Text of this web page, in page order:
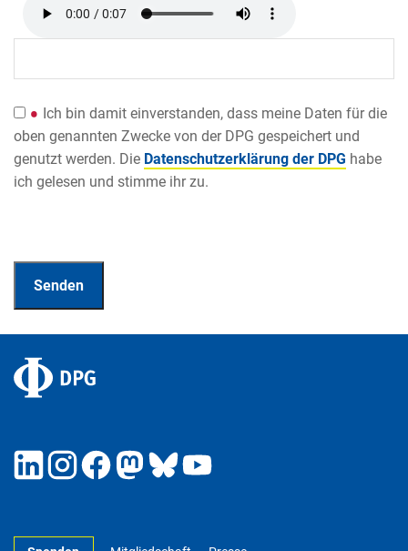
Ich bin damit einverstanden, dass meine Daten für die
oben genannten Zwecke von der DPG gespeichert und
genutzt werden. Die Datenschutzerklärung der DPG habe
ich gelesen und stimme ihr zu.